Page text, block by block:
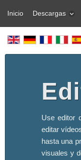
Inicio Descargas
Use editor
editar
hasta una
visuales y